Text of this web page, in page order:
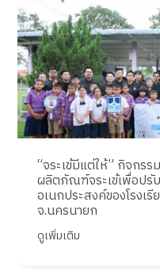
“จระเข้มีแต่ให้” กิจกร
ผลิตภัณฑ์จระเข้เพื่อปรั
อเนกประสงค์ของโรงเ
จ.นครนายก
ดูเพิ่มเติม